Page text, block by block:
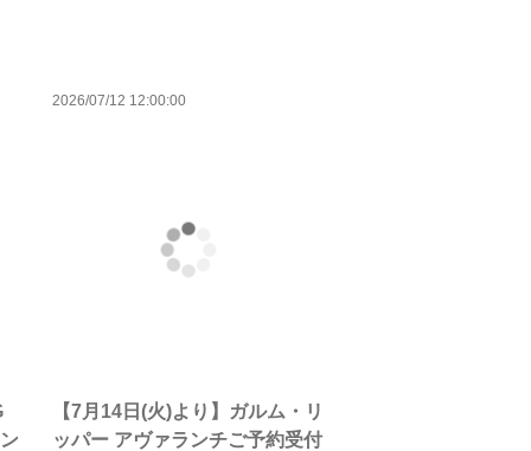
2026/07/12 12:00:00
【7月14日(火)より】ガルム・リ
ッパー アヴァランチご予約受付